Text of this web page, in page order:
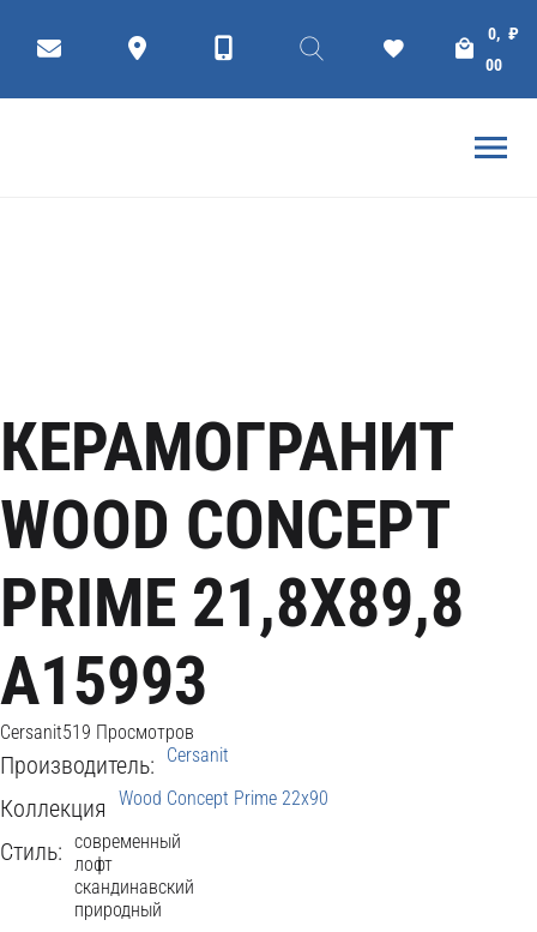
₽
0,
00
ГЛАВНАЯ КЕРАМОГРАНИТ CERSANIT
КЕРАМОГРАНИТ
WOOD CONCEPT
PRIME 21,8X89,8
А15993
Cersanit519 Просмотров
Производитель: Cersanit
Коллекция Wood Concept Prime 22x90
Стиль: современный
лофт
скандинавский
природный